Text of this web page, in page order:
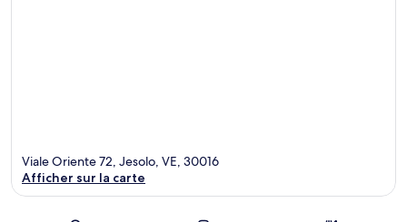
Viale Oriente 72, Jesolo, VE, 30016
Afficher sur la carte